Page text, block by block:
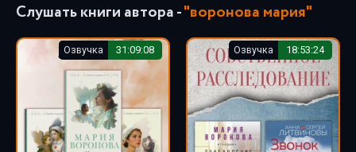
Слушать книги автора -"воронова мария"
Озвучка 31:09:08 Озвучка 18:53:24